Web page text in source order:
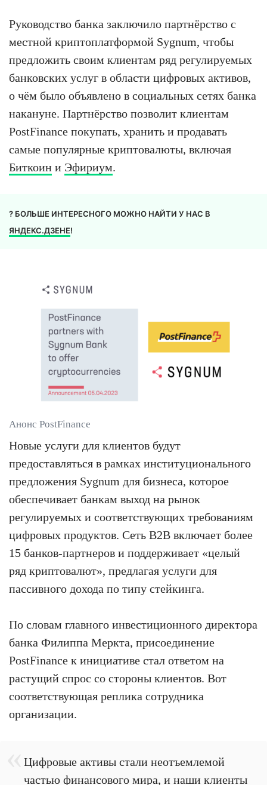
Руководство банка заключило партнёрство с
местной криптоплатформой Sygnum, чтобы
предложить своим клиентам ряд регулируемых
банковских услуг в области цифровых активов,
о чём было объявлено в социальных сетях банка
накануне. Партнёрство позволит клиентам
PostFinance покупать, хранить и продавать
самые популярные криптовалюты, включая
Биткоин и Эфириум.
? БОЛЬШЕ ИНТЕРЕСНОГО МОЖНО НАЙТИ У НАС В
ЯНДЕКС.ДЗЕНЕ!
Анонс PostFinance
Новые услуги для клиентов будут
предоставляться в рамках институционального
предложения Sygnum для бизнеса, которое
обеспечивает банкам выход на рынок
регулируемых и соответствующих требованиям
цифровых продуктов. Сеть B2B включает более
15 банков-партнеров и поддерживает «целый
ряд криптовалют», предлагая услуги для
пассивного дохода по типу стейкинга.
По словам главного инвестиционного директора
банка Филиппа Меркта, присоединение
PostFinance к инициативе стал ответом на
растущий спрос со стороны клиентов. Вот
соответствующая реплика сотрудника
организации.
Цифровые активы стали неотъемлемой
частью финансового мира, и наши клиенты